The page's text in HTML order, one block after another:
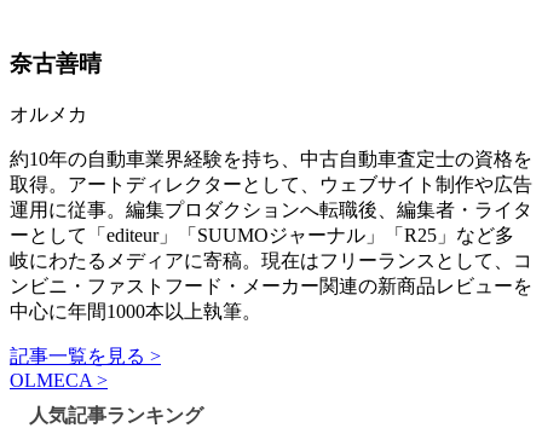
奈古善晴
オルメカ
約10年の自動車業界経験を持ち、中古自動車査定士の資格を
取得。アートディレクターとして、ウェブサイト制作や広告
運用に従事。編集プロダクションへ転職後、編集者・ライタ
ーとして「editeur」「SUUMOジャーナル」「R25」など多
岐にわたるメディアに寄稿。現在はフリーランスとして、コ
ンビニ・ファストフード・メーカー関連の新商品レビューを
中心に年間1000本以上執筆。
記事一覧を見る >
OLMECA >
人気記事ランキング